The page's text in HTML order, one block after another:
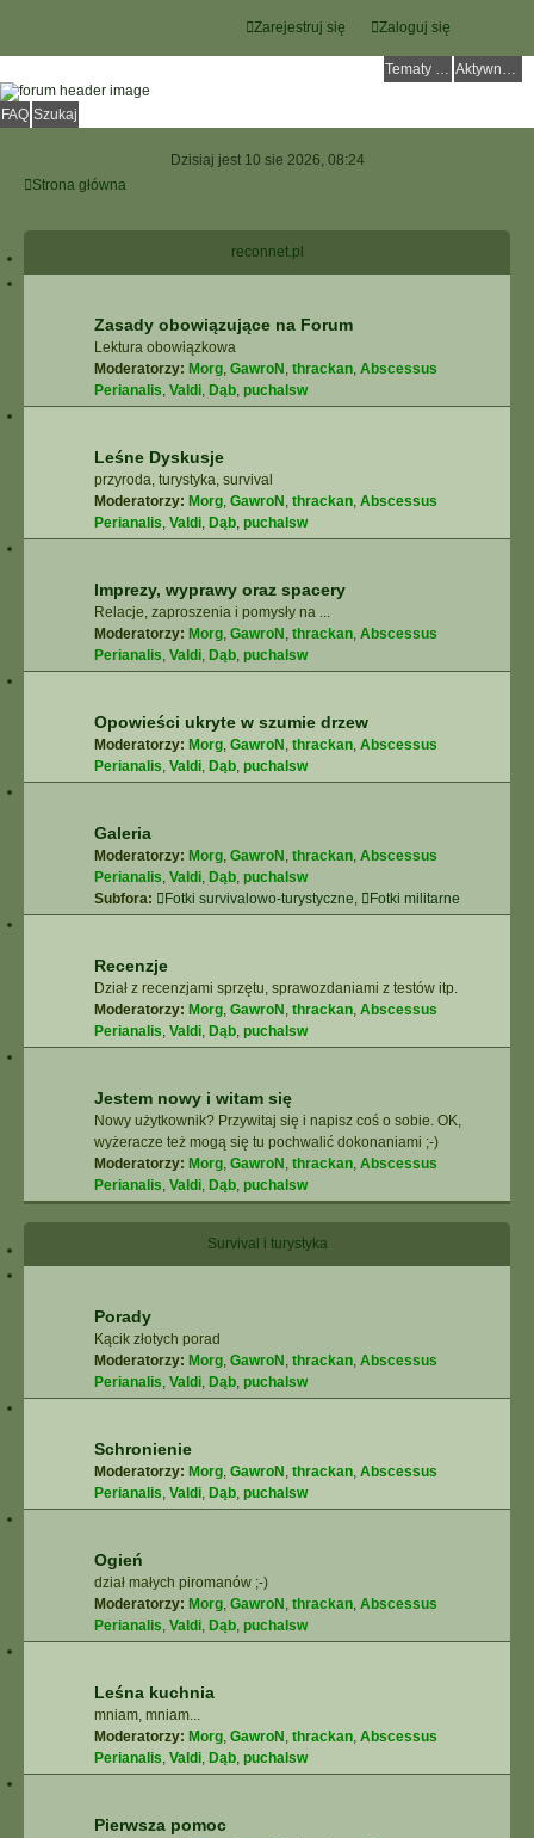
Zaloguj się
Zarejestruj się
Tematy bez odpowiedzi Aktywne tematy
FAQ Szukaj
Dzisiaj jest 10 sie 2026, 08:24
Strona główna
reconnet.pl
Zasady obowiązujące na Forum
Lektura obowiązkowa
Moderatorzy: Morg, GawroN , thrackan, Abscessus
Perianalis, Valdi, Dąb, puchalsw
Leśne Dyskusje
przyroda, turystyka, survival
Moderatorzy: Morg, GawroN , thrackan, Abscessus
Perianalis, Valdi, Dąb, puchalsw
Imprezy, wyprawy oraz spacery
Relacje, zaproszenia i pomysły na ...
Moderatorzy: Morg, GawroN , thrackan, Abscessus
Perianalis, Valdi, Dąb, puchalsw
Opowieści ukryte w szumie drzew
Moderatorzy: Morg, GawroN , thrackan, Abscessus
Perianalis, Valdi, Dąb, puchalsw
Galeria
Moderatorzy: Morg, GawroN , thrackan, Abscessus
Perianalis, Valdi, Dąb, puchalsw
Subfora:
Fotki survivalowo-turystyczne, Fotki militarne
Recenzje
Dział z recenzjami sprzętu, sprawozdaniami z testów itp.
Moderatorzy: Morg, GawroN , thrackan, Abscessus
Perianalis, Valdi, Dąb, puchalsw
Jestem nowy i witam się
Nowy użytkownik? Przywitaj się i napisz coś o sobie. OK,
wyżeracze też mogą się tu pochwalić dokonaniami ;-)
Moderatorzy: Morg, GawroN , thrackan, Abscessus
Perianalis, Valdi, Dąb, puchalsw
Survival i turystyka
Porady
Kącik złotych porad
Moderatorzy: Morg, GawroN , thrackan, Abscessus
Perianalis, Valdi, Dąb, puchalsw
Schronienie
Moderatorzy: Morg, GawroN , thrackan, Abscessus
Perianalis, Valdi, Dąb, puchalsw
Ogień
dział małych piromanów ;-)
Moderatorzy: Morg, GawroN , thrackan, Abscessus
Perianalis, Valdi, Dąb, puchalsw
Leśna kuchnia
mniam, mniam...
Moderatorzy: Morg, GawroN , thrackan, Abscessus
Perianalis, Valdi, Dąb, puchalsw
Pierwsza pomoc